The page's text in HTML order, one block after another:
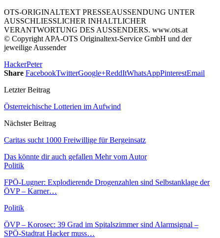
OTS-ORIGINALTEXT PRESSEAUSSENDUNG UNTER
AUSSCHLIESSLICHER INHALTLICHER
VERANTWORTUNG DES AUSSENDERS. www.ots.at
© Copyright APA-OTS Originaltext-Service GmbH und der
jeweilige Aussender
HackerPeter
Share FacebookTwitterGoogle+ReddItWhatsAppPinterestEmail
Letzter Beitrag
Österreichische Lotterien im Aufwind
Nächster Beitrag
Caritas sucht 1000 Freiwillige für Bergeinsatz
Das könnte dir auch gefallen Mehr vom Autor
Politik
FPÖ-Lugner: Explodierende Drogenzahlen sind Selbstanklage der
ÖVP – Karner…
Politik
ÖVP – Korosec: 39 Grad im Spitalszimmer sind Alarmsignal –
SPÖ-Stadtrat Hacker muss…